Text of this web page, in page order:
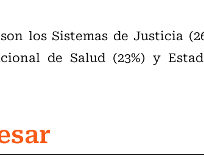
los Sistemas de Justicia
de Salud (23%) y